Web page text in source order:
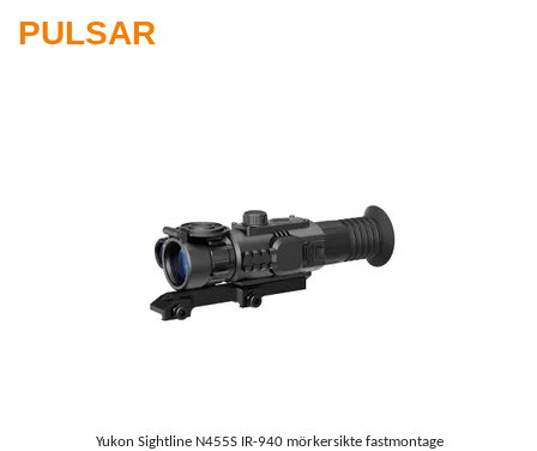
PULSAR
Yukon Sightline N455S IR-940 mörkersikte fastmontage